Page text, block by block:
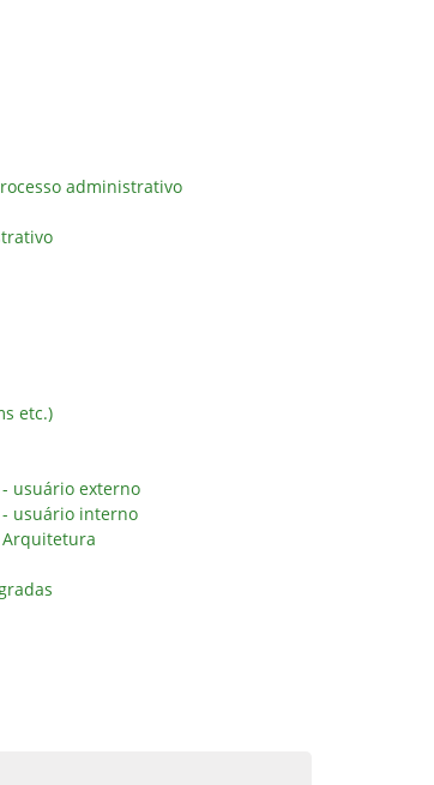
administrativo
etc.)
- usuário externo
- usuário interno
Arquitetura